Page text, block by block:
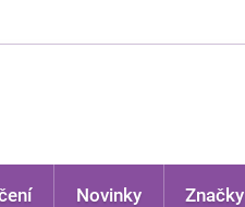
Novinky Značky